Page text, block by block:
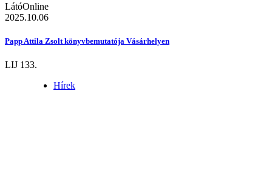
LátóOnline
2025.10.06
Papp Attila Zsolt könyvbemutatója Vásárhelyen
LIJ 133.
Hírek